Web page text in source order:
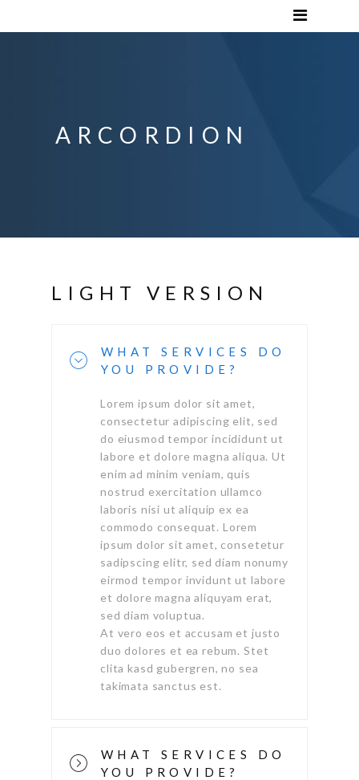
ARCORDION
LIGHT VERSION
WHAT SERVICES DO
YOU PROVIDE?
Lorem ipsum dolor sit amet,
consectetur adipiscing elit, sed
do eiusmod tempor incididunt ut
labore et dolore magna aliqua. Ut
enim ad minim veniam, quis
nostrud exercitation ullamco
laboris nisi ut aliquip ex ea
commodo consequat. Lorem
ipsum dolor sit amet, consetetur
sadipscing elitr, sed diam nonumy
eirmod tempor invidunt ut labore
et dolore magna aliquyam erat,
sed diam voluptua.
At vero eos et accusam et justo
duo dolores et ea rebum. Stet
clita kasd gubergren, no sea
takimata sanctus est.
WHAT SERVICES DO
YOU PROVIDE?